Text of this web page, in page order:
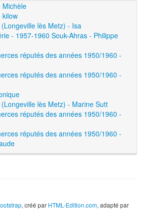
Michèle
kilow
lès Metz) - Isa
- 1957-1960 Souk-Ahras - Philippe
réputés des années 1950/1960 -
réputés des années 1950/1960 -
lès Metz) - Marine Sutt
réputés des années 1950/1960 -
réputés des années 1950/1960 -
, créé par HTML-Edition.com, adapté par